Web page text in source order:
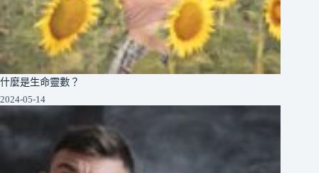
什麼是生命靈數？
2024-05-14